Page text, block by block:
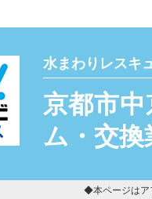
水まわりレスキ
京都市
ム・交
◆本ページはア